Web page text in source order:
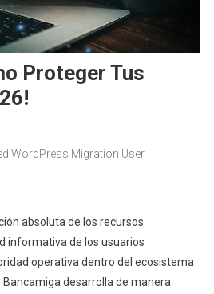
Proteger Tus
WordPress Migration User
absoluta de los recursos
informativa de los usuarios
operativa dentro del ecosistema
desarrolla de manera